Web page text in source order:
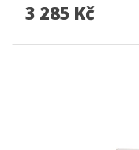
3 285 Kč